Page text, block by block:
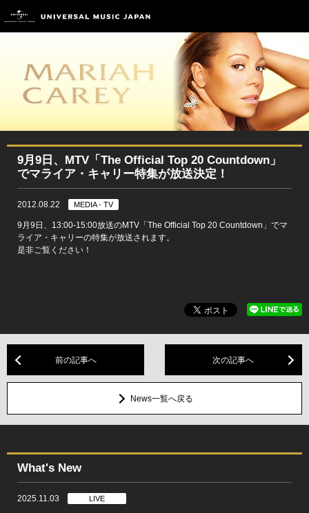
9月9日、MTV「The Official Top 20 Countdown」
でマライア・キャリー特集が放送決定！
2012.08.22 MEDIA - TV
9月9日、13:00-15:00放送のMTV「The Official Top 20 Countdown」でマ
ライア・キャリーの特集が放送されます。
是非ご覧ください！
前の記事へ 次の記事へ
News一覧へ戻る
What's New
2025.11.03 LIVE